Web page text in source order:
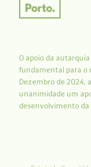
O apoio da
fundamental para o
Dezembro de 2024,
unanimidade um
desenvolvimento da